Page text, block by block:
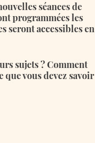
séances de
programmées les
seront accessibles en
sujets ? Comment
que vous devez savoir